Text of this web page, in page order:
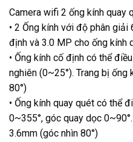
Camera wifi 2 ống kính quay
• 2 Ống kính với độ phân
định và 3.0 MP cho ống kính
• Ống kính cố định có thể
nghiên (0~25°). Trang bị
80°)
• Ống kính quay quét có thể
0~355°, góc quay dọc
3.6mm (góc nhìn 80°)